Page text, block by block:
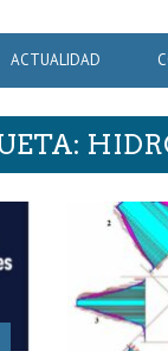
ACTUALIDAD